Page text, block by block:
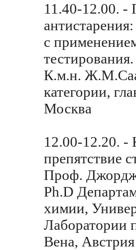
11.40-12.00.
с
тестирования.
К.м.н.
категории,
Москва
12.00-12.20. -
препятствие
Проф.
Ph.D
химии,
Лаборатории
Вена, Австрия